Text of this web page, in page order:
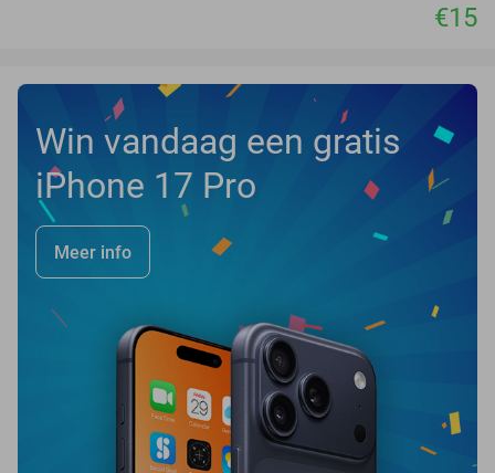
€15
Win vandaag een gratis
iPhone 17 Pro
Meer info